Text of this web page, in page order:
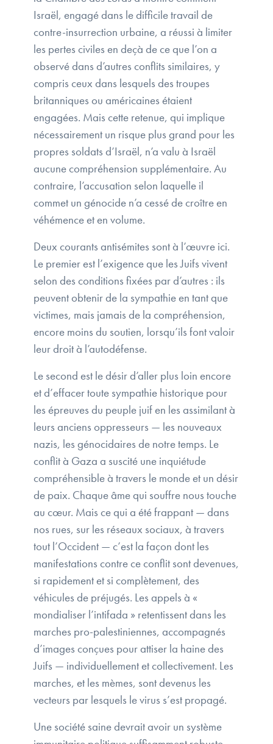
Israël, engagé dans le difficile travail de
contre-insurrection urbaine, a réussi à limiter
les pertes civiles en deçà de ce que l’on a
observé dans d’autres conflits similaires, y
compris ceux dans lesquels des troupes
britanniques ou américaines étaient
engagées. Mais cette retenue, qui implique
nécessairement un risque plus grand pour les
propres soldats d’Israël, n’a valu à Israël
aucune compréhension supplémentaire. Au
contraire, l’accusation selon laquelle il
commet un génocide n’a cessé de croître en
véhémence et en volume.
Deux courants antisémites sont à l’œuvre ici.
Le premier est l’exigence que les Juifs vivent
selon des conditions fixées par d’autres : ils
peuvent obtenir de la sympathie en tant que
victimes, mais jamais de la compréhension,
encore moins du soutien, lorsqu’ils font valoir
leur droit à l’autodéfense.
Le second est le désir d’aller plus loin encore
et d’effacer toute sympathie historique pour
les épreuves du peuple juif en les assimilant à
leurs anciens oppresseurs — les nouveaux
nazis, les génocidaires de notre temps. Le
conflit à Gaza a suscité une inquiétude
compréhensible à travers le monde et un désir
de paix. Chaque âme qui souffre nous touche
au cœur. Mais ce qui a été frappant — dans
nos rues, sur les réseaux sociaux, à travers
tout l’Occident — c’est la façon dont les
manifestations contre ce conflit sont devenues,
si rapidement et si complètement, des
véhicules de préjugés. Les appels à «
mondialiser l’intifada » retentissent dans les
marches pro-palestiniennes, accompagnés
d’images conçues pour attiser la haine des
Juifs — individuellement et collectivement. Les
marches, et les mèmes, sont devenus les
vecteurs par lesquels le virus s’est propagé.
Une société saine devrait avoir un système